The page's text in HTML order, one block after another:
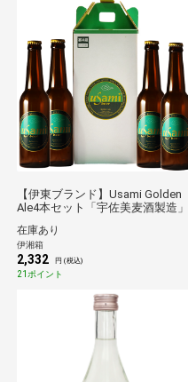
【伊東ブランド】Usami Golden
Ale4本セット「宇佐美麦酒製造」
在庫あり
伊湘箱
2,332 円 (税込)
21ポイント